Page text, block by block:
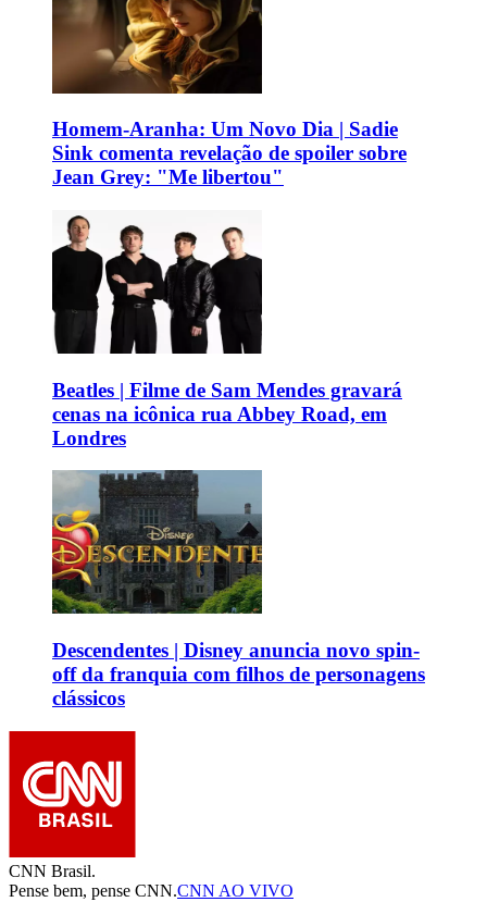
Homem-Aranha: Um Novo Dia | Sadie
Sink comenta revelação de spoiler sobre
Jean Grey: "Me libertou"
Beatles | Filme de Sam Mendes gravará
cenas na icônica rua Abbey Road, em
Londres
Descendentes | Disney anuncia novo spin-
off da franquia com filhos de personagens
clássicos
CNN Brasil.
Pense bem, pense CNN.CNN AO VIVO